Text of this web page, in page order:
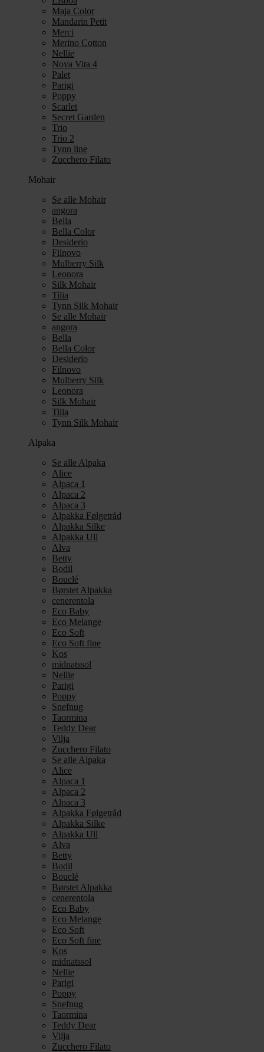
Maja Color
Mandarin Petit
Merci
Merino Cotton
Nellie
Nova Vita 4
Palet
Parigi
Poppy
Scarlet
Secret Garden
Trio
Trio 2
Tynn line
Zucchero Filato
Mohair
Se alle Mohair
angora
Bella
Bella Color
Desiderio
Filnovo
Mulberry Silk
Leonora
Silk Mohair
Tilia
Tynn Silk Mohair
Se alle Mohair
angora
Bella
Bella Color
Desiderio
Filnovo
Mulberry Silk
Leonora
Silk Mohair
Tilia
Tynn Silk Mohair
Alpaka
Se alle Alpaka
Alice
Alpaca 1
Alpaca 2
Alpaca 3
Alpakka Følgetråd
Alpakka Silke
Alpakka Ull
Alva
Betty
Bodil
Bouclé
Børstet Alpakka
cenerentola
Eco Baby
Eco Melange
Eco Soft
Eco Soft fine
Kos
midnatssol
Nellie
Parigi
Poppy
Snefnug
Taormina
Teddy Dear
Vilja
Zucchero Filato
Se alle Alpaka
Alice
Alpaca 1
Alpaca 2
Alpaca 3
Alpakka Følgetråd
Alpakka Silke
Alpakka Ull
Alva
Betty
Bodil
Bouclé
Børstet Alpakka
cenerentola
Eco Baby
Eco Melange
Eco Soft
Eco Soft fine
Kos
midnatssol
Nellie
Parigi
Poppy
Snefnug
Taormina
Teddy Dear
Vilja
Zucchero Filato